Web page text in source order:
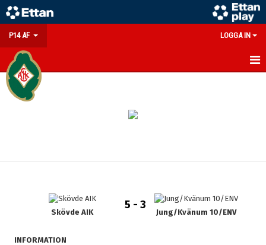
P14 AF LOGGA IN
HEM
BILDGALLERI
DOKUMENT
Skövde AIK
5 - 3
Jung/Kvänum 10/ENV
INFORMATION